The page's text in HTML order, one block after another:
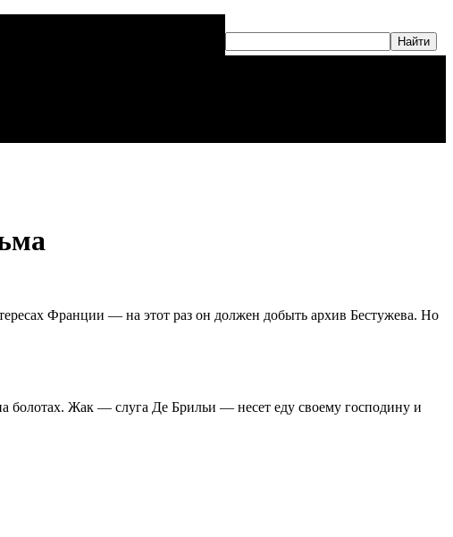
Франции — на этот раз он должен добыть архив Бестужева. Но
болотах. Жак — слуга Де Брильи — несет еду своему господину и